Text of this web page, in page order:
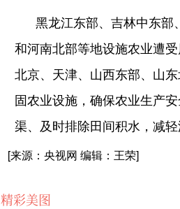
黑龙江东部、吉林中东部
和河南北部等地设施农业遭
北京、天津、山西东部、山
固农业设施，确保农业生产
渠、及时排除田间积水，减轻
[来源：央视网 编辑：王荣]
精彩美图